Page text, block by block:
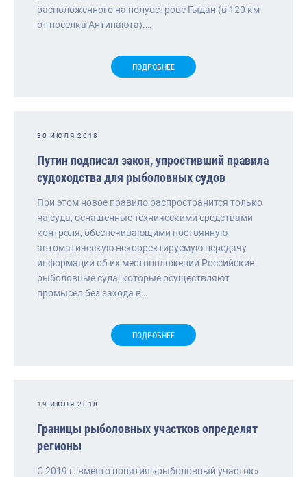
расположенного на полуострове Гыдан (в 120 км
от поселка Антипаюта).…
ПОДРОБНЕЕ
30 ИЮЛЯ 2018
Путин подписал закон, упростивший правила
судоходства для рыболовных судов
При этом новое правило распространится только
на суда, оснащенные техническими средствами
контроля, обеспечивающими постоянную
автоматическую некорректируемую передачу
информации об их местоположении Российские
рыболовные суда, которые осуществляют
промысел без захода в…
ПОДРОБНЕЕ
19 ИЮНЯ 2018
Границы рыболовных участков определят
регионы
С 2019 г. вместо понятия «рыболовный участок»